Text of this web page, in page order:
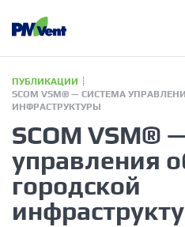
ПУБЛИКАЦИИ
SCOM VSM® — СИСТЕМА
ИНФРАСТРУКТУРЫ
SCOM VSM®
управления
городской